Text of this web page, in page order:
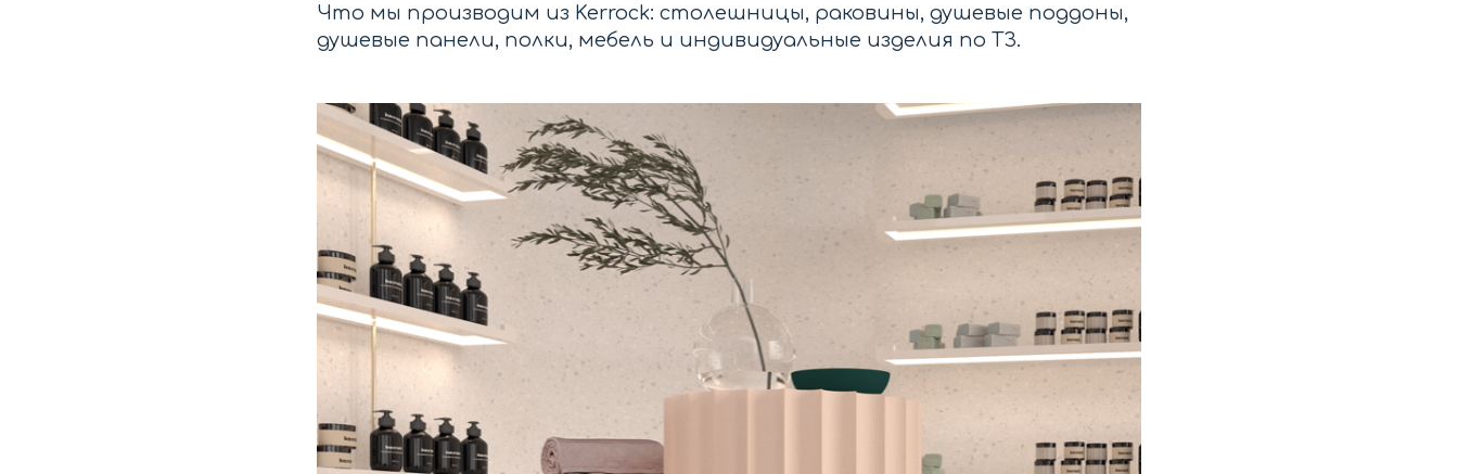
Что мы производим из Kerrock: столешницы, раковины, душевые поддоны,
душевые панели, полки, мебель и индивидуальные изделия по ТЗ.